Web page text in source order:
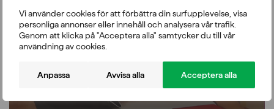
Vi använder cookies för att förbättra din surfupplevelse, visa
personliga annonser eller innehåll och analysera vår trafik.
Genom att klicka på "Acceptera alla" samtycker du till vår
användning av cookies.
Anpassa Avvisa alla Acceptera alla
Vänligen acceptera funktionella, analys, annonsering
cookies för att komma åt detta innehåll